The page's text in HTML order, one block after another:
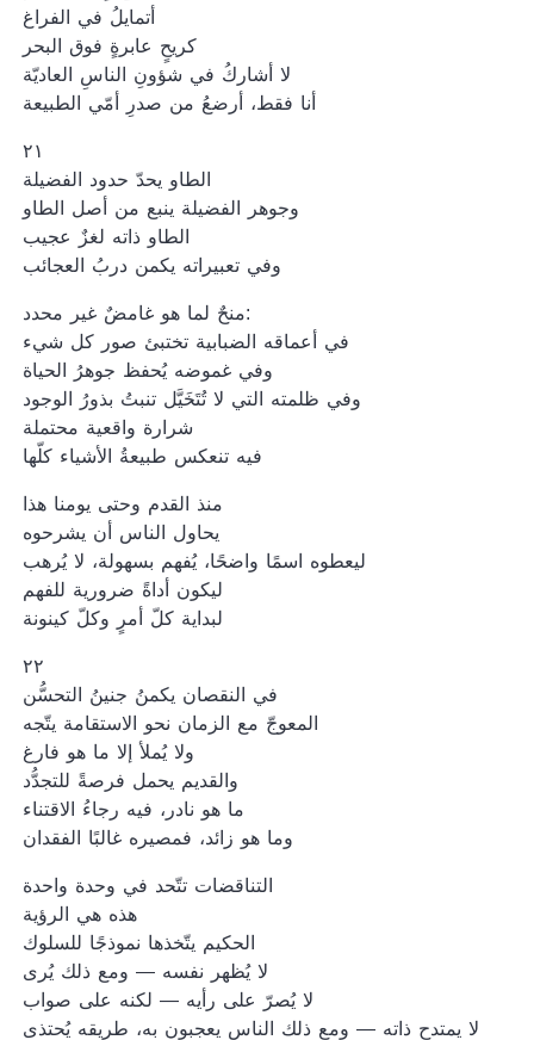
أتمايلُ في الفراغ
كريحٍ عابرةٍ فوق البحر
لا أشاركُ في شؤونِ الناسِ العاديّة
أنا فقط، أرضعُ من صدرِ أمّي الطبيعة
٢١
الطاو يحدّ حدود الفضيلة
وجوهر الفضيلة ينبع من أصل الطاو
الطاو ذاته لغزٌ عجيب
وفي تعبيراته يكمن دربُ العجائب
منحٌ لما هو غامضٌ غير محدد:
في أعماقه الضبابية تختبئ صور كل شيء
وفي غموضه يُحفظ جوهرُ الحياة
وفي ظلمته التي لا تُتَخَيَّل تنبتُ بذورُ الوجود
شرارة واقعية محتملة
فيه تنعكس طبيعةُ الأشياء كلّها
منذ القدم وحتى يومنا هذا
يحاول الناس أن يشرحوه
ليعطوه اسمًا واضحًا، يُفهم بسهولة، لا يُرهب
ليكون أداةً ضرورية للفهم
لبداية كلّ أمرٍ وكلّ كينونة
٢٢
في النقصان يكمنُ جنينُ التحسُّن
المعوجّ مع الزمان نحو الاستقامة يتّجه
ولا يُملأ إلا ما هو فارغ
والقديم يحمل فرصةً للتجدُّد
ما هو نادر، فيه رجاءُ الاقتناء
وما هو زائد، فمصيره غالبًا الفقدان
التناقضات تتّحد في وحدة واحدة
هذه هي الرؤية
الحكيم يتّخذها نموذجًا للسلوك
لا يُظهر نفسه — ومع ذلك يُرى
لا يُصرّ على رأيه — لكنه على صواب
لا يمتدح ذاته — ومع ذلك الناس يعجبون به، طريقه يُحتذى